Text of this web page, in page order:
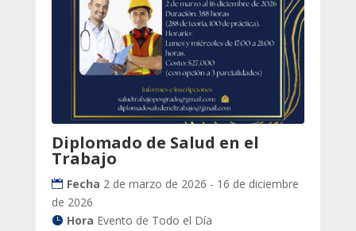
Diplomado de Salud en el
Trabajo
Fecha 2 de marzo de 2026 - 16 de diciembre
de 2026
Hora Evento de Todo el Día